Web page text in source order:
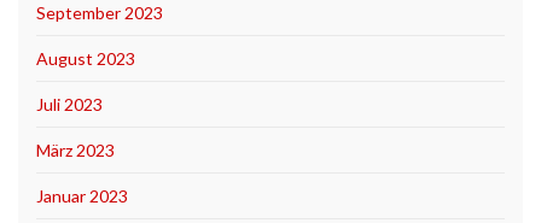
September 2023
August 2023
Juli 2023
März 2023
Januar 2023